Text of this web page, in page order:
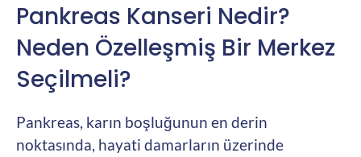
Pankreas Kanseri Nedir?
Neden Özelleşmiş Bir Merkez
Seçilmeli?
Pankreas, karın boşluğunun en derin
noktasında, hayati damarların üzerinde